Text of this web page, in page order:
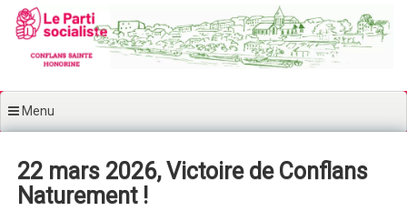
Aller au contenu principal
Menu
22 mars 2026, Victoire de Conflans
Naturement !